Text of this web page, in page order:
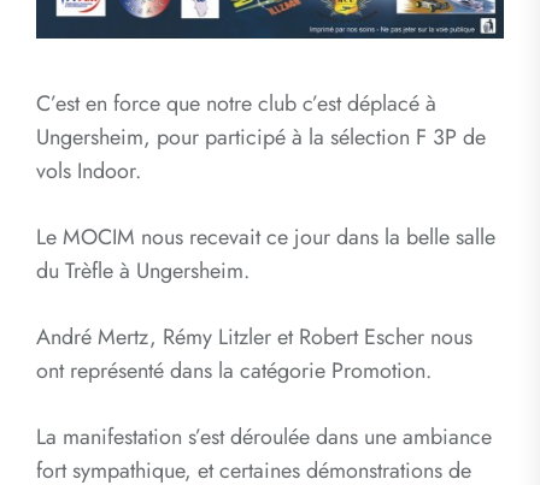
C’est en force que notre club c’est déplacé à
Ungersheim, pour participé à la sélection F 3P de
vols Indoor.
Le MOCIM nous recevait ce jour dans la belle salle
du Trèfle à Ungersheim.
André Mertz, Rémy Litzler et Robert Escher nous
ont représenté dans la catégorie Promotion.
La manifestation s’est déroulée dans une ambiance
fort sympathique, et certaines démonstrations de